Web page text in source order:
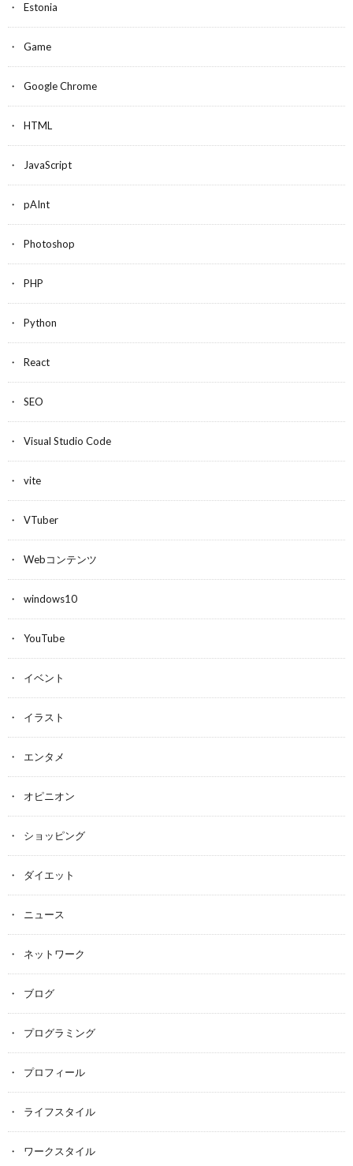
Estonia
Game
Google Chrome
HTML
JavaScript
pAInt
Photoshop
PHP
Python
React
SEO
Visual Studio Code
vite
VTuber
Webコンテンツ
windows10
YouTube
イベント
イラスト
エンタメ
オピニオン
ショッピング
ダイエット
ニュース
ネットワーク
ブログ
プログラミング
プロフィール
ライフスタイル
ワークスタイル